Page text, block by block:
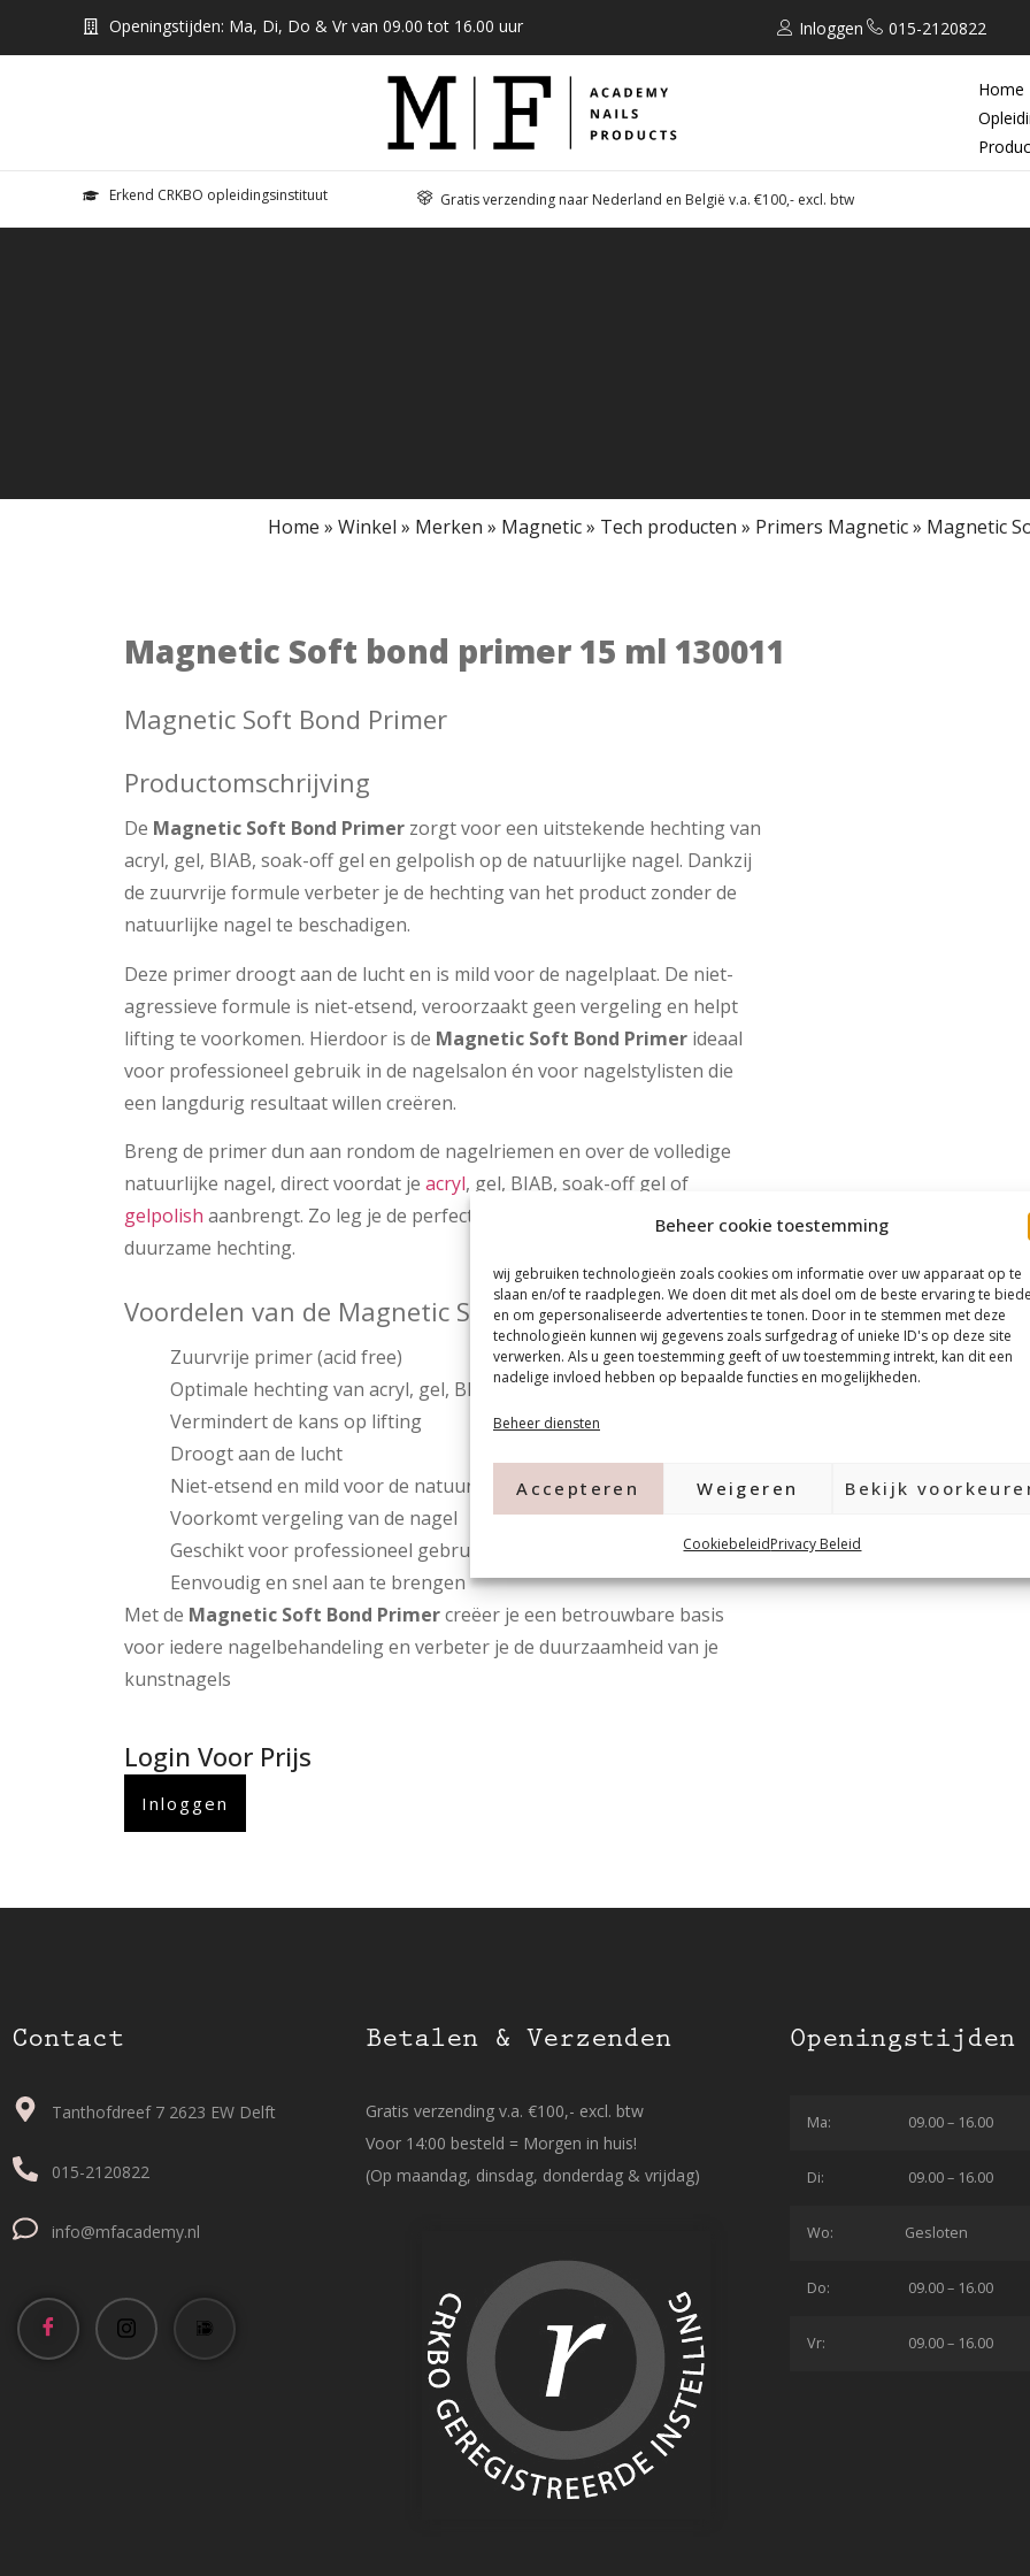
Beheer cookie toestemming
wij gebruiken technologieën zoals cookies om informatie over uw apparaat op te
slaan en/of te raadplegen. We doen dit met als doel om de beste ervaring te
en om gepersonaliseerde advertenties te tonen. Door in te stemmen met deze
technologieën kunnen wij gegevens zoals surfgedrag of unieke ID's op deze site
verwerken. Als u geen toestemming geeft of uw toestemming intrekt, kan dit een
nadelige invloed hebben op bepaalde functies en mogelijkheden.
Beheer diensten
Accepteren Weigeren Bekijk
CookiebeleidPrivacy Beleid
Openingstijden: Ma, Di, Do & Vr van 09.00 tot 16.00 uur Inloggen 015-2120822
Home
Erkend CRKBO opleidingsinstituut Gratis verzending naar Nederland en België v.a. €100,- excl. btw
Home » Winkel » Merken » Magnetic» Tech producten » Primers Magnetic» Magnetic
Magnetic Soft bond primer 15 ml 130011
Magnetic Soft Bond Primer
Productomschrijving
De Magnetic Soft Bond Primerzorgt voor een uitstekende hechting van
acryl, gel, BIAB, soak-off gel en gelpolish op de natuurlijke nagel. Dankzij
de zuurvrije formule verbeter je de hechting van het product zonder de
natuurlijke nagel te beschadigen.
Deze primer droogt aan de lucht en is mild voor de nagelplaat. De niet-
agressieve formule is niet-etsend, veroorzaakt geen vergeling en helpt
lifting te voorkomen. Hierdoor is de Magnetic Soft Bond Primerideaal
voor professioneel gebruik in de nagelsalon én voor nagelstylisten die
een langdurig resultaat willen creëren.
Breng de primer dun aan rondom de nagelriemen en over de volledige
natuurlijke nagel, direct voordat je acryl, gel, BIAB, soak-off gel of
gelpolish aanbrengt. Zo leg je de perfecte basis voor een sterke en
duurzame hechting.
Voordelen van de Magnetic Soft Bond Primer
Zuurvrije primer (acid free)
Optimale hechting van acryl, gel, BIAB, soak-off gel en gelpolish
Vermindert de kans op lifting
Droogt aan de lucht
Niet-etsend en mild voor de natuurlijke nagel
Voorkomt vergeling van de nagel
Geschikt voor professioneel gebruik
Eenvoudig en snel aan te brengen
Met de Magnetic Soft Bond Primercreëer je een betrouwbare basis
voor iedere nagelbehandeling en verbeter je de duurzaamheid van je
kunstnagels
Login Voor Prijs
Inloggen
Contact
Tanthofdreef 7 2623 EW Delft
015-2120822
info@mfacademy.nl
Betalen & Verzenden
Gratis verzending v.a. €100,- excl. btw
Voor 14:00 besteld = Morgen in huis!
(Op maandag, dinsdag, donderdag & vrijdag)
Openingstijden
Ma: 09.00 – 16.00
Di: 09.00 – 16.00
Wo: Gesloten
Do: 09.00 – 16.00
Vr: 09.00 – 16.00